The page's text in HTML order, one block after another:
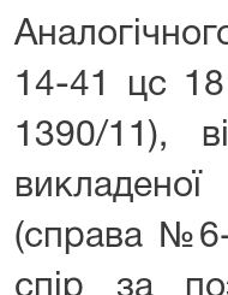
14-41 цс
1390/11),
(справа
спір за